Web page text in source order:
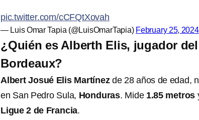
pic.twitter.com/cCFQtXovah
— Luis Omar Tapia (@LuisOmarTapia) February 25, 2024
¿Quién es Alberth Elis, jugador
Bordeaux?
Albert Josué Elis Martínez de 28 años de edad,
en San Pedro Sula, Honduras. Mide 1.85 metros
Ligue 2 de Francia.